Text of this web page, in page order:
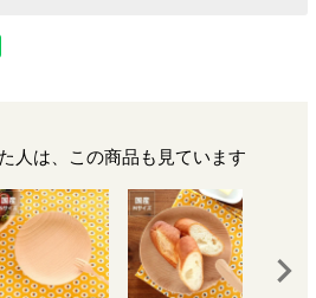
人は、この商品も見ています